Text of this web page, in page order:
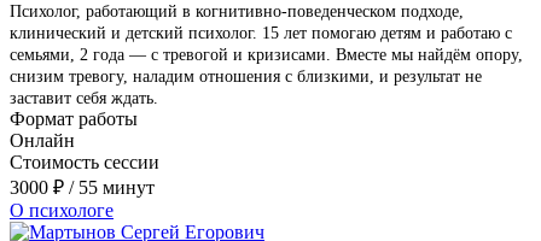
Психолог, работающий в когнитивно-поведенческом подходе,
клинический и детский психолог. 15 лет помогаю детям и работаю с
семьями, 2 года — с тревогой и кризисами. Вместе мы найдём опору,
снизим тревогу, наладим отношения с близкими, и результат не
заставит себя ждать.
Формат работы
Онлайн
Стоимость сессии
3000 ₽ / 55 минут
О психологе